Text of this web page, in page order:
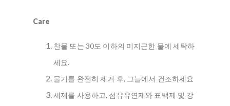
Care
찬물 또는 30도 이하의 미지근한 물에 세탁하
세요.
물기를 완전히 제거 후, 그늘에서 건조하세요
세제를 사용하고, 섬유유연제와 표백제 및 강